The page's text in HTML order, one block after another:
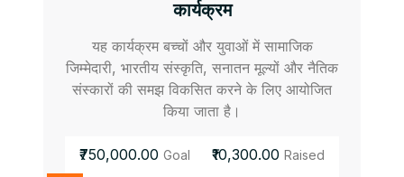
कार्यक्रम
यह कार्यक्रम बच्चों और युवाओं में सामाजिक
जिम्मेदारी, भारतीय संस्कृति, सनातन मूल्यों और नैतिक
संस्कारों की समझ विकसित करने के लिए आयोजित
किया जाता है।
₹750,000.00 Goal ₹10,300.00 Raised